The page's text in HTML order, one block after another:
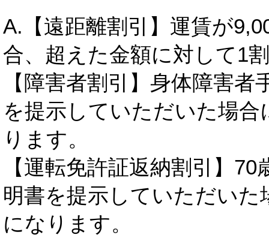
A.【遠距離割引】運賃が
合、超えた金額に対して1
【障害者割引】身体障害
を提示していただいた場合
ります。
【運転免許証返納割引】
明書を提示していただいた
になります。